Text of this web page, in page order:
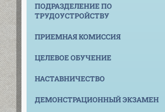
ПОДРАЗДЕЛЕНИЕ ПО
ТРУДОУСТРОЙСТВУ
ПРИЕМНАЯ КОМИССИЯ
ЦЕЛЕВОЕ ОБУЧЕНИЕ
НАСТАВНИЧЕСТВО
ДЕМОНСТРАЦИОННЫЙ ЭКЗАМЕН